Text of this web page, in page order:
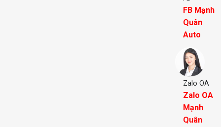
FB Mạnh
Quân
Auto
Zalo OA
Zalo OA
Mạnh
Quân